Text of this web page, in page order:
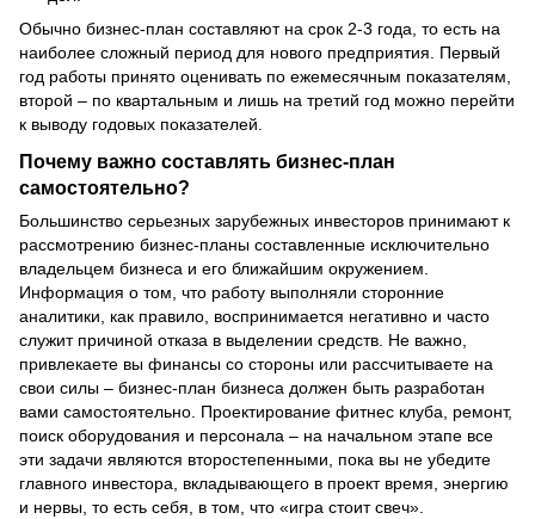
Обычно бизнес-план составляют на срок 2-3 года, то есть на
наиболее сложный период для нового предприятия. Первый
год работы принято оценивать по ежемесячным показателям,
второй – по квартальным и лишь на третий год можно перейти
к выводу годовых показателей.
Почему важно составлять бизнес-план
самостоятельно?
Большинство серьезных зарубежных инвесторов принимают к
рассмотрению бизнес-планы составленные исключительно
владельцем бизнеса и его ближайшим окружением.
Информация о том, что работу выполняли сторонние
аналитики, как правило, воспринимается негативно и часто
служит причиной отказа в выделении средств. Не важно,
привлекаете вы финансы со стороны или рассчитываете на
свои силы – бизнес-план бизнеса должен быть разработан
вами самостоятельно. Проектирование фитнес клуба, ремонт,
поиск оборудования и персонала – на начальном этапе все
эти задачи являются второстепенными, пока вы не убедите
главного инвестора, вкладывающего в проект время, энергию
и нервы, то есть себя, в том, что «игра стоит свеч».